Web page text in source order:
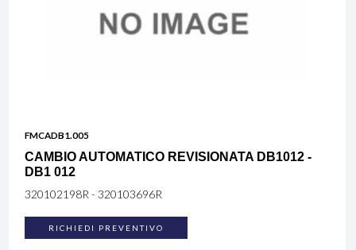
FMCADB1.005
CAMBIO AUTOMATICO REVISIONATA DB1012 -
DB1 012
320102198R - 320103696R
RICHIEDI PREVENTIVO